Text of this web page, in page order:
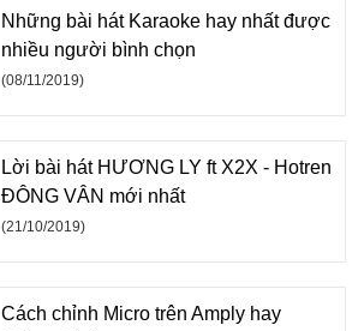
Những bài hát Karaoke hay nhất được
nhiều người bình chọn
(08/11/2019)
Lời bài hát HƯƠNG LY ft X2X - Hotren
ĐÔNG VÂN mới nhất
(21/10/2019)
Cách chỉnh Micro trên Amply hay